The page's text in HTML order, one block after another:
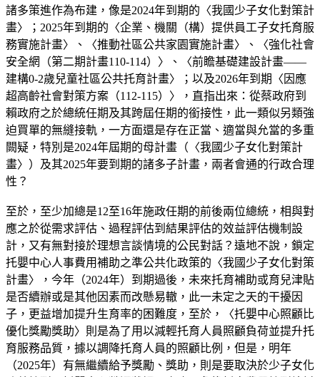
諸多策進作為布建，像是2024年到期的〈我國少子女化對策計
畫〉；2025年到期的〈企業、機關（構）提供員工子女托育服
務實施計畫〉、〈推動社區公共家園實施計畫〉、〈強化社會
安全網（第二期計畫110-114）〉、〈前瞻基礎建設計畫——
建構0-2歲兒童社區公共托育計畫〉；以及2026年到期〈因應
超高齡社會對策方案（112-115）〉，直指出來：從蔡政府到
賴政府之於總統任期及其跨屆任期的銜接性，此一類似另類強
迫買單的無縫接軌，一方面還是存在正當、適當與允當的多重
闕疑，特別是2024年屆期的母計畫（〈我國少子女化對策計
畫〉）及其2025年要到期的諸多子計畫，兩者會通的行政合理
性？
至於，至少加總是12至16年施政任期的前後兩位總統，相與對
應之於從需求評估、過程評估到結果評估的效益評估機制設
計，又有無對接於理想言談情境的公民對話？遠地不說，鎖定
托嬰中心人事費用補助之準公共化政策的〈我國少子女化對策
計畫〉，今年（2024年）到期過後，未來托育補助或育兒津貼
是否續辦或是其他因素而改懸易轍，此一未定之天的干擾因
子，更益增加提升生育率的困難度，至於，〈托嬰中心照顧比
優化獎勵獎助〉則是為了用以減輕托育人員照顧負荷並提升托
育服務品質，據以調降托育人員的照顧比例，但是，明年
（2025年）有無繼續給予獎勵、獎助，則是要取決於少子女化